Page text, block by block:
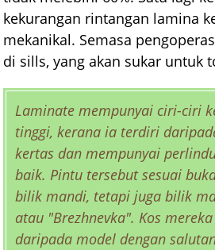
kekurangan rintangan lamina
mekanikal. Semasa
di sills, yang akan sukar untuk
Laminate mempunyai ciri-ciri
tinggi, kerana ia terdiri
kertas dan mempunyai
baik. Pintu tersebut sesuai
bilik mandi, tetapi juga bilik
atau "Brezhnevka". Kos
daripada model dengan